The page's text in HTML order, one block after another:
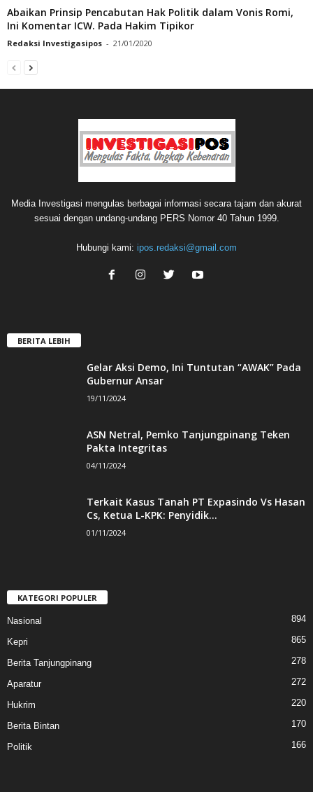
Abaikan Prinsip Pencabutan Hak Politik dalam Vonis Romi,
Ini Komentar ICW. Pada Hakim Tipikor
Redaksi Investigasipos - 21/01/2020
Media Investigasi mengulas berbagai informasi secara tajam dan akurat
sesuai dengan undang-undang PERS Nomor 40 Tahun 1999.
Hubungi kami: ipos.redaksi@gmail.com
BERITA LEBIH
Gelar Aksi Demo, Ini Tuntutan “AWAK” Pada
Gubernur Ansar
19/11/2024
ASN Netral, Pemko Tanjungpinang Teken
Pakta Integritas
04/11/2024
Terkait Kasus Tanah PT Expasindo Vs Hasan
Cs, Ketua L-KPK: Penyidik...
01/11/2024
KATEGORI POPULER
Nasional 894
Kepri 865
Berita Tanjungpinang 278
Aparatur 272
Hukrim 220
Berita Bintan 170
Politik 166